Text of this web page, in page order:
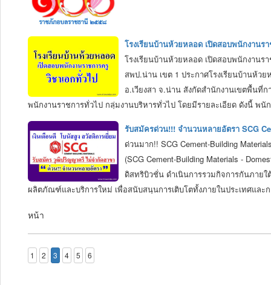
โรงเรียนบ้านห้วยหลอด เปิดสอบพนักงานร
โรงเรียนบ้านห้วยหลอด เปิดสอบพนักงาน
สพป.น่าน เขต 1 ประกาศโรงเรียนบ้านห้ว
อ.เวียงสา จ.น่าน สังกัดสำนักงานเขตพื้นที่
พนักงานราชการทั่วไป กลุ่มงานบริหารทั่วไป โดยมีรายละเอียด ดังนี้ พ
สิทธิประโยชน์ ตามระเบียบสำนักนายกรัฐมนตรีว่าด้วยพนักงานราชกา
เฉพาะตำแหน่ง คุณวุฒิที่ใช้สำหรับการคัดเลือกต้องเป็นคุณวุฒิปริญญาต
ทางการศึกษา สังกัดสำนักงานคณะกรรมการการศึกษาขั้นพื้นฐาน และ
รับสมัครด่วน!!! จำนวนหลายอัตรา SCG
ด่วนมาก!! SCG Cement-Building
(SCG Cement-Building Materials -
ดิสทริบิวชั่น ดำเนินการรวมกิจการกันภาย
ผลิตภัณฑ์และบริการใหม่ เพื่อสนับสนุนการเติบโตทั้งภายในประเทศและ
ขาว วัสดุทนไฟ ผลิตภัณฑ์หลังคา กระเบื้องเซรามิก แผ่นฝ้าและผนัง สุ
ระบบค้าปลีก โดยมีธุรกิจโลจิสตอกส์ทำหน้าที่ให้บริการด้านการขนส่ง ก
หน้า
1 2 3 4 5 6